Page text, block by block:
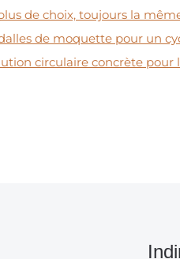
de choix, toujours la
de moquette pour un
circulaire concrète